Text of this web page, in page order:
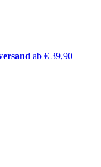
ab € 39,90